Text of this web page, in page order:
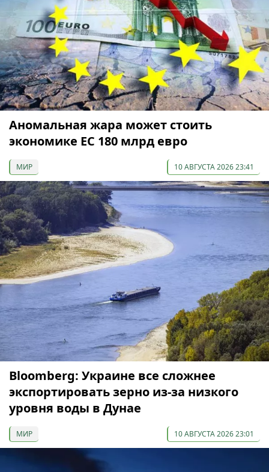
Аномальная жара может стоить
экономике ЕС 180 млрд евро
МИР 10 АВГУСТА 2026 23:41
Bloomberg: Украине все сложнее
экспортировать зерно из-за низкого
уровня воды в Дунае
МИР 10 АВГУСТА 2026 23:01